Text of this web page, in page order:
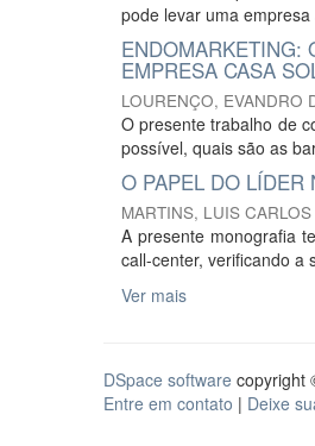
pode levar uma
ENDOMARKETING:
EMPRESA CASA
LOURENÇO, EVANDRO
O presente trabalho de
possível, quais são as
O PAPEL DO LÍDER
MARTINS, LUIS
A presente monografia
call-center, verificando a
Ver mais
DSpace software copyright
Entre em contato | Deixe